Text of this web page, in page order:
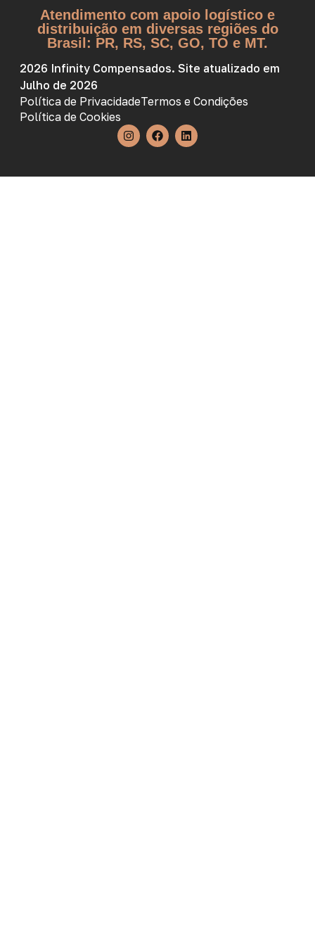
Atendimento com apoio logístico e
distribuição em diversas regiões do
Brasil: PR, RS, SC, GO, TO e MT.
2026 Infinity Compensados. Site atualizado em
Julho de 2026
Política de PrivacidadeTermos e Condições
Política de Cookies